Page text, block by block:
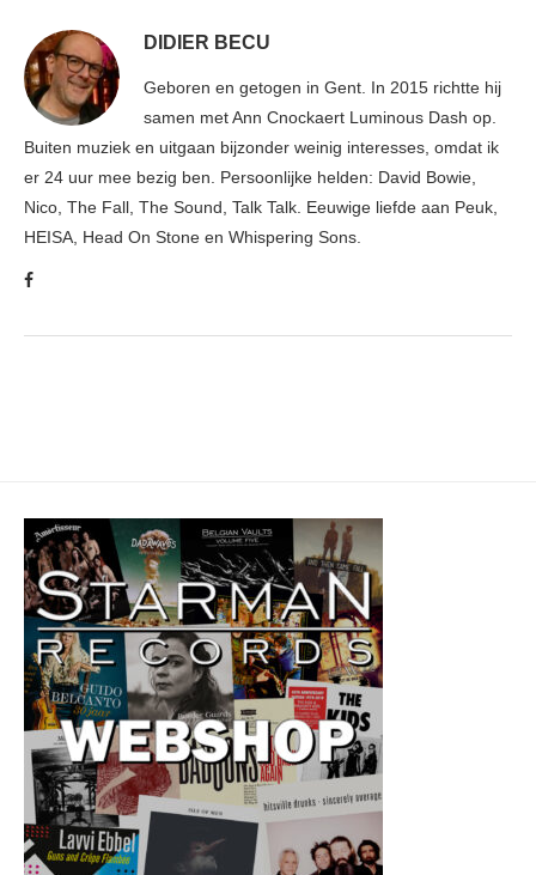
DIDIER BECU
Geboren en getogen in Gent. In 2015 richtte hij
samen met Ann Cnockaert Luminous Dash op.
Buiten muziek en uitgaan bijzonder weinig interesses, omdat ik
er 24 uur mee bezig ben. Persoonlijke helden: David Bowie,
Nico, The Fall, The Sound, Talk Talk. Eeuwige liefde aan Peuk,
HEISA, Head On Stone en Whispering Sons.